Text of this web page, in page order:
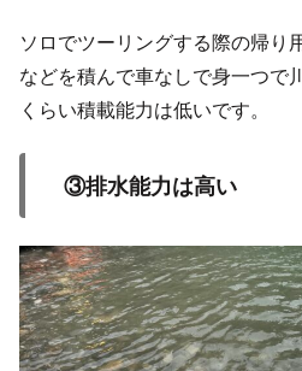
ソロでツーリングする際の帰り
などを積んで車なしで身一つで
くらい積載能力は低いです。
③排水能力は高い